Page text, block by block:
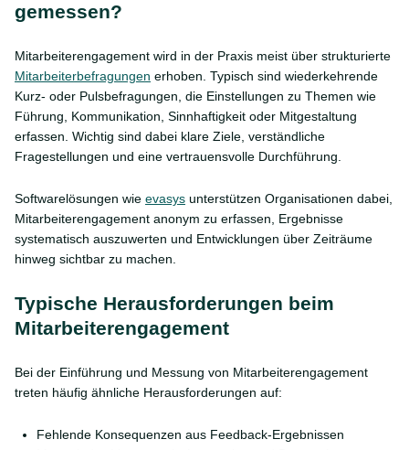
gemessen?
Mitarbeiterengagement wird in der Praxis meist über strukturierte
Mitarbeiterbefragungen erhoben. Typisch sind wiederkehrende
Kurz- oder Pulsbefragungen, die Einstellungen zu Themen wie
Führung, Kommunikation, Sinnhaftigkeit oder Mitgestaltung
erfassen. Wichtig sind dabei klare Ziele, verständliche
Fragestellungen und eine vertrauensvolle Durchführung.
Softwarelösungen wie evasys unterstützen Organisationen dabei,
Mitarbeiterengagement anonym zu erfassen, Ergebnisse
systematisch auszuwerten und Entwicklungen über Zeiträume
hinweg sichtbar zu machen.
Typische Herausforderungen beim
Mitarbeiterengagement
Bei der Einführung und Messung von Mitarbeiterengagement
treten häufig ähnliche Herausforderungen auf:
Fehlende Konsequenzen aus Feedback-Ergebnissen